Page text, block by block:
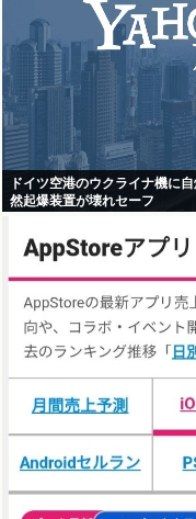
ドイツ空港のウクライナ機に
然起爆装置が壊れセーフ